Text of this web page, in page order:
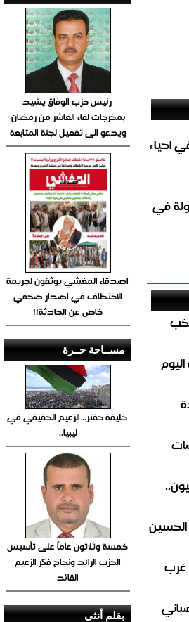
المباشر في احياء
في
غرب
رئيس حزب الوفاق يشيد
بمخرجات لقاء العاشر من رمضان
ويدعو الى تفعيل لجنة المتابعة
اصدقاء المغشي يوثقون لجريمة
الاختطاف في اصدار صحفي
خاص عن الحادثة!!
مســاحة حــرة
خليفة حفتر.. الزعيم الحقيقي في
ليبيا..
خمسة وثلاثون عاماً على تأسيس
الحزب الرائد ونجاح فكر الزعيم
القائد
بقلم أنثى